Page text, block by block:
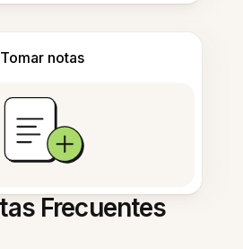
Tomar notas
Frecuentes